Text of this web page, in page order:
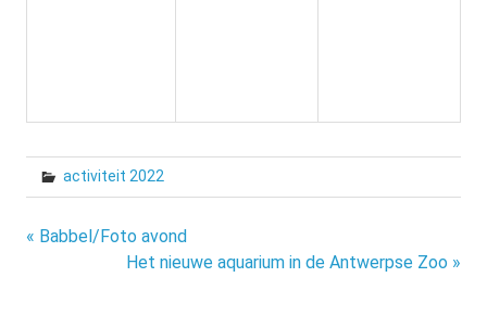
activiteit 2022
Bericht
« Babbel/Foto avond
Het nieuwe aquarium in de Antwerpse Zoo »